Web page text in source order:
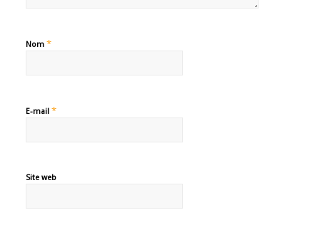
Nom *
E-mail *
Site web